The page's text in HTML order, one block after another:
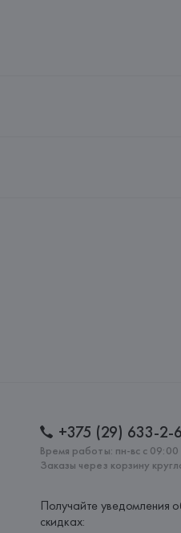
Минск, ул. Рафиева, д. 64,
+375 (29) 633-2-
Время работы: пн-вс с
Заказы через корзину
Получайте уведомления
скидках: